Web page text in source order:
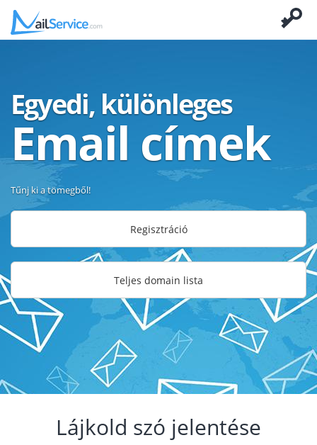
Egyedi, különleges
Email címek
Tűnj ki a tömegből!
Regisztráció
Teljes domain lista
Lájkold szó jelentése